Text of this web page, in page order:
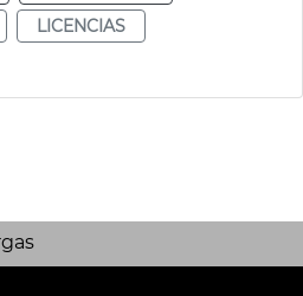
LICENCIAS